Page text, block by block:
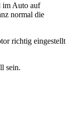
im Auto auf
normal die
richtig eingestellt
sein.